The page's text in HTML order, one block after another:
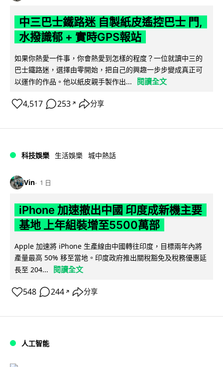
中三巴士鐵路迷 自製紙皮遙控巴士 門,
水撥識郁 + 實時GPS報站
如果你熱愛一件事，你會熱愛到怎樣的程度？一位就讀中三的
巴士鐵路迷，選擇由零開始，把自己的興趣一步步變成真正可
以運作的作品。他以紙皮親手製作出...
閱讀全文
4,517 253 ↗ 分享
科技娛樂 生活娛樂 城中熱話
Vin 1 日
iPhone 加速撤出中國 印度成新機主要
基地 上年組裝增至5500萬部
Apple 加速將 iPhone 生產線由中國轉往印度，目標兩年內將
產量最高 50% 移至當地。印度政府推出關稅豁免及稅務優惠延
長至 204...
閱讀全文
548 244 ↗ 分享
人工智能